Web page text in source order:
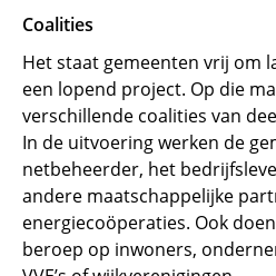
Coalities
Het staat gemeenten vrij om
een lopend project. Op die
verschillende coalities van
In de uitvoering werken de
netbeheerder, het
andere maatschappelijke
energiecoöperaties. Ook
beroep op inwoners,